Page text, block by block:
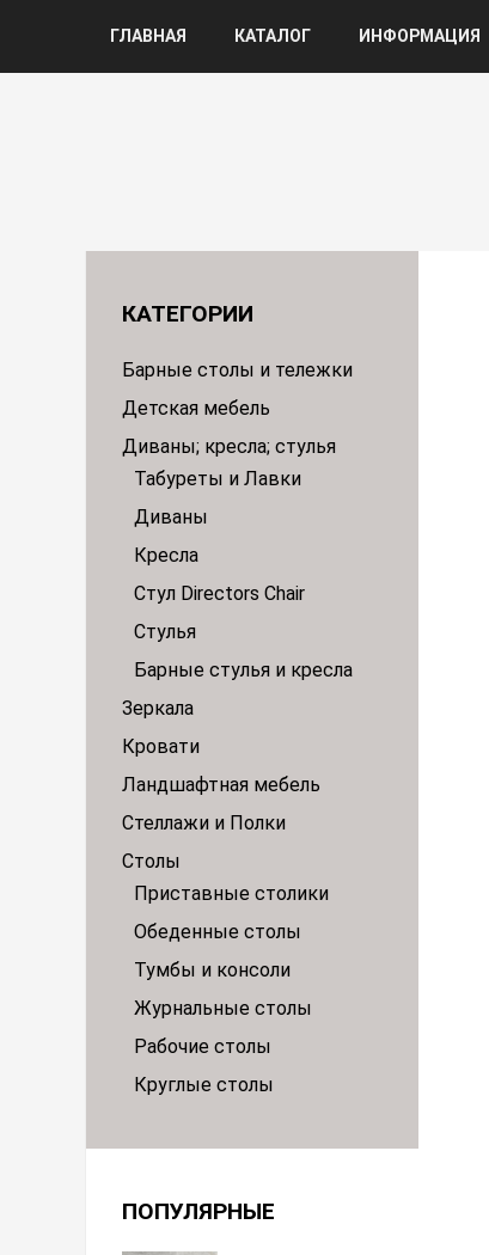
ГЛАВНАЯ КАТАЛОГ ИНФОРМАЦИЯ
КАТЕГОРИИ
Барные столы и тележки
Детская мебель
Диваны; кресла; стулья
Табуреты и Лавки
Диваны
Кресла
Стул Directors Chair
Стулья
Барные стулья и кресла
Зеркала
Кровати
Ландшафтная мебель
Стеллажи и Полки
Столы
Приставные столики
Обеденные столы
Тумбы и консоли
Журнальные столы
Рабочие столы
Круглые столы
ПОПУЛЯРНЫЕ